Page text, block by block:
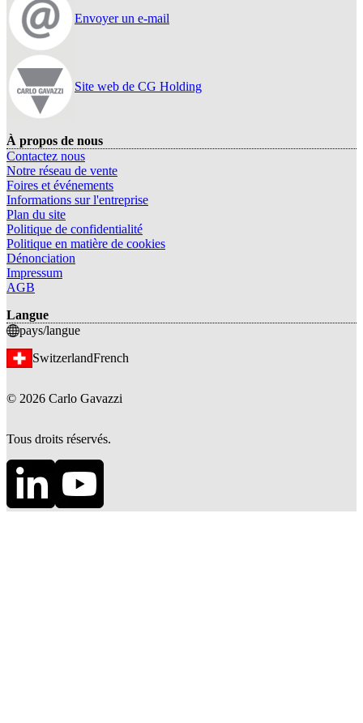
Envoyer un e-mail
Site web de CG Holding
À propos de nous
Contactez nous
Notre réseau de vente
Foires et événements
Informations sur l'entreprise
Plan du site
Politique de confidentialité
Politique en matière de cookies
Dénonciation
Impressum
AGB
Langue
pays/langue
SwitzerlandFrench
© 2026 Carlo Gavazzi
Tous droits réservés.